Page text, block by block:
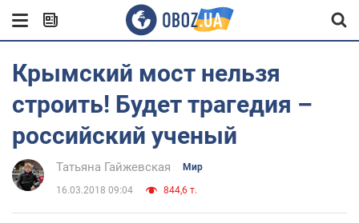
Крымский мост нельзя
строить! Будет трагедия –
российский ученый
Татьяна Гайжевская Мир
16.03.2018 09:04 844,6 т.